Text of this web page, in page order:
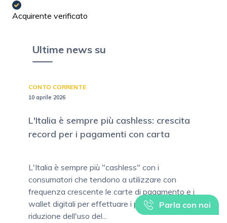
Acquirente verificato
Ultime news su
CONTO CORRENTE
10 aprile 2026
L'Italia è sempre più cashless: crescita
record per i pagamenti con carta
L'Italia è sempre più "cashless" con i
consumatori che tendono a utilizzare con
frequenza crescente le carte di pagamento e i
wallet digitali per effettuare i pagamenti. La
riduzione dell'uso del...
Parla con noi